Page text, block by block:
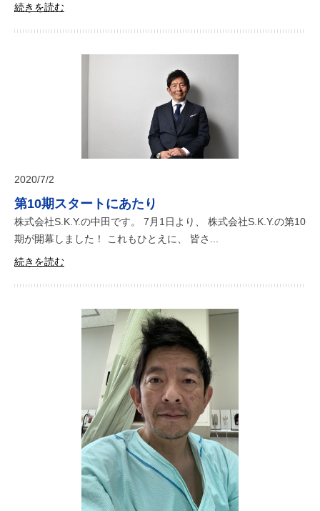
続きを読む
2020/7/2
第10期スタートにあたり
株式会社S.K.Y.の中田です。 7月1日より、 株式会社S.K.Y.の第10
期が開幕しました！ これもひとえに、 皆さ...
続きを読む